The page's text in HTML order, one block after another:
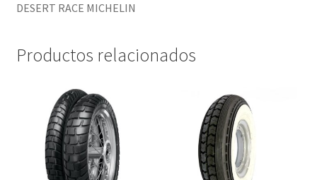
DESERT RACE MICHELIN
Productos relacionados